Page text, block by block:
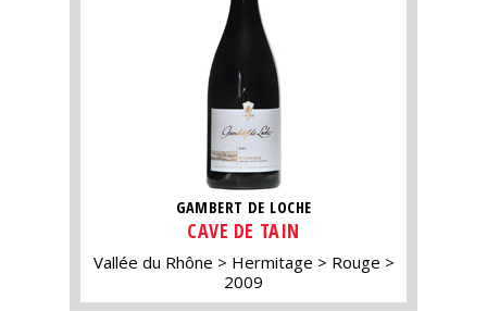
GAMBERT DE LOCHE
CAVE DE TAIN
Vallée du Rhône Hermitage
Rouge
2009